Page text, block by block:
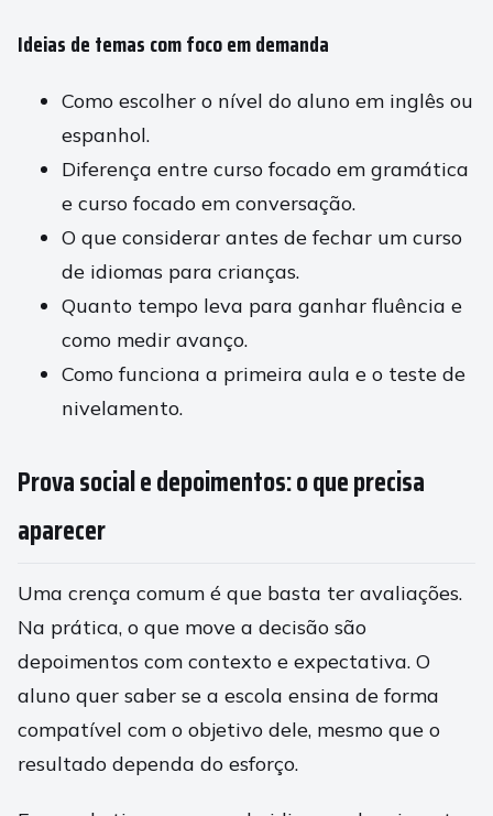
Ideias de temas com foco em demanda
Como escolher o nível do aluno em inglês ou
espanhol.
Diferença entre curso focado em gramática
e curso focado em conversação.
O que considerar antes de fechar um curso
de idiomas para crianças.
Quanto tempo leva para ganhar fluência e
como medir avanço.
Como funciona a primeira aula e o teste de
nivelamento.
Prova social e depoimentos: o que precisa
aparecer
Uma crença comum é que basta ter avaliações.
Na prática, o que move a decisão são
depoimentos com contexto e expectativa. O
aluno quer saber se a escola ensina de forma
compatível com o objetivo dele, mesmo que o
resultado dependa do esforço.